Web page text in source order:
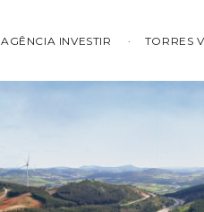
AGÊNCIA INVESTIR TORRES